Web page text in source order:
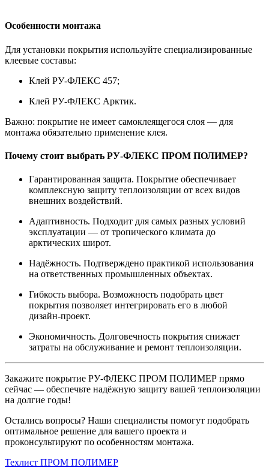
Особенности монтажа
Для установки покрытия используйте специализированные
клеевые составы:
Клей РУ‑ФЛЕКС 457;
Клей РУ‑ФЛЕКС Арктик.
Важно: покрытие не имеет самоклеящегося слоя — для
монтажа обязательно применение клея.
Почему стоит выбрать РУ‑ФЛЕКС ПРОМ ПОЛИМЕР?
Гарантированная защита. Покрытие обеспечивает
комплексную защиту теплоизоляции от всех видов
внешних воздействий.
Адаптивность. Подходит для самых разных условий
эксплуатации — от тропического климата до
арктических широт.
Надёжность. Подтверждено практикой использования
на ответственных промышленных объектах.
Гибкость выбора. Возможность подобрать цвет
покрытия позволяет интегрировать его в любой
дизайн‑проект.
Экономичность. Долговечность покрытия снижает
затраты на обслуживание и ремонт теплоизоляции.
Закажите покрытие РУ‑ФЛЕКС ПРОМ ПОЛИМЕР прямо
сейчас — обеспечьте надёжную защиту вашей теплоизоляции
на долгие годы!
Остались вопросы? Наши специалисты помогут подобрать
оптимальное решение для вашего проекта и
проконсультируют по особенностям монтажа.
Техлист ПРОМ ПОЛИМЕР